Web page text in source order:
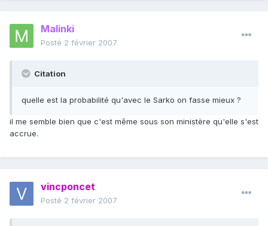
Malinki
Posté 2 février 2007
Citation
quelle est la probabilité qu'avec le Sarko on fasse mieux ?
il me semble bien que c'est même sous son ministère qu'elle s'est
accrue.
vincponcet
Posté 2 février 2007